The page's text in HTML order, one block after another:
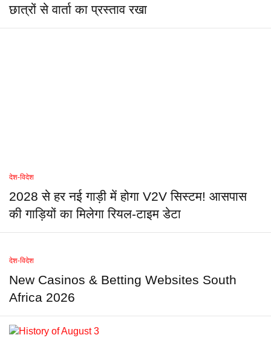
छात्रों से वार्ता का प्रस्ताव रखा
देश-विदेश
2028 से हर नई गाड़ी में होगा V2V सिस्टम! आसपास
की गाड़ियों का मिलेगा रियल-टाइम डेटा
देश-विदेश
New Casinos & Betting Websites South
Africa 2026